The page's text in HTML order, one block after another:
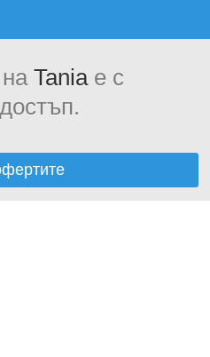
Taniaе с